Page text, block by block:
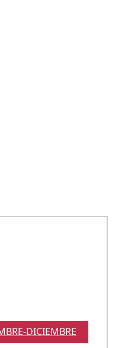
DICIEMBRE